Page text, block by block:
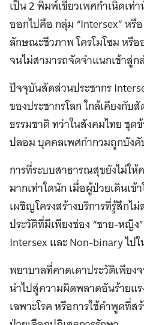
เป็น 2 พิมพ์เขียวเพศกำเนิดเ
ออกไปคือ กลุ่ม “Intersex” หรื
ลักษณะชีวภาพ โครโมโซม หรื
จนไม่สามารถจัดจำแนกเข้าสู่
ปัจจุบันสัดส่วนประชากร
ของประชากรโลก ใกล้เคียงกั
ธรรมชาติ ทว่าในสังคมไทย ชุ
ปลอม บุคคลเพศกำกวมถูกบังคั
การที่ระบบสาธารณสุขยังไม่ให้
มากเท่าใดนัก เมื่อผู้ป่วยเดินเข้
เผชิญโครงสร้างบริการที่รู้สึก
ประวัติที่มีเพียงช่อง “ชาย-หญิ
Intersex และ Non-binary ไป
พยาบาลที่คาดเดาประวัติเพีย
นำไปสู่ความผิดพลาดอันร้ายแร
เฉพาะโรค หรือการใช้คำพูดที่